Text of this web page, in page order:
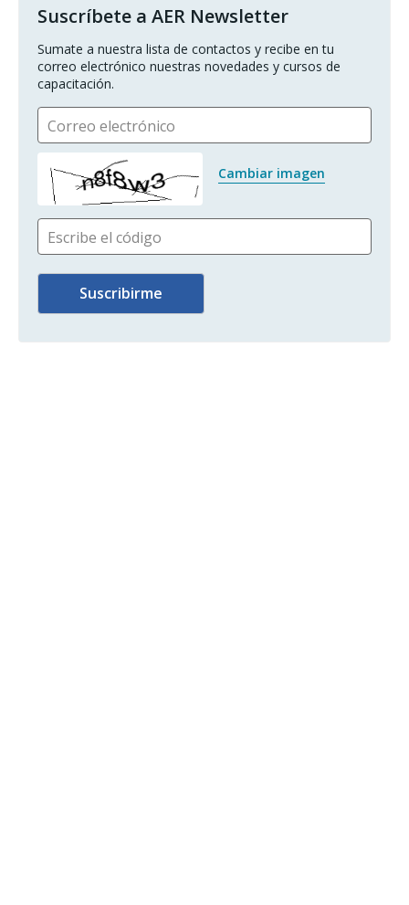
Suscríbete a AER Newsletter
Sumate a nuestra lista de contactos y recibe en tu
correo electrónico nuestras novedades y cursos de
capacitación.
Correo electrónico
Cambiar imagen
Escribe el código